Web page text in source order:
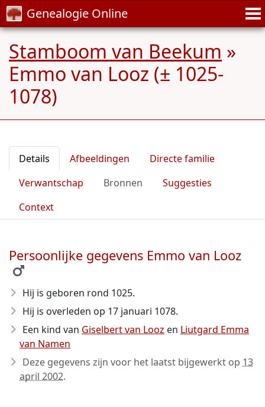
Genealogie Online
Stamboom van Beekum »
Emmo van Looz (± 1025-
1078)
Details Afbeeldingen
Directe familie
Verwantschap
Bronnen
Suggesties
Context
Persoonlijke gegevens Emmo van Looz
Hij is geboren rond 1025.
Hij is overleden op 17 januari 1078.
Een kind van Giselbert van Looz en Liutgard Emma
van Namen
Deze gegevens zijn voor het laatst bijgewerkt op 13
april 2002.